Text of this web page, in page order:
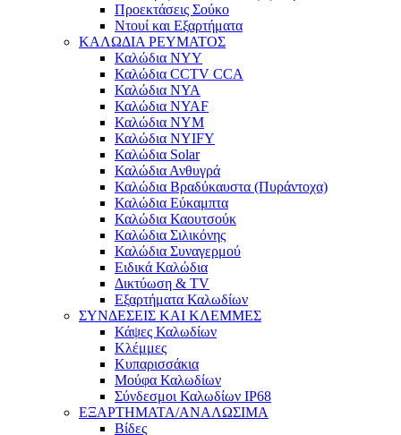
Προεκτάσεις Σούκο
Ντουί και Εξαρτήματα
ΚΑΛΩΔΙΑ ΡΕΥΜΑΤΟΣ
Καλώδια NYY
Καλώδια CCTV CCA
Καλώδια NYA
Καλώδια NYAF
Καλώδια NYM
Καλώδια NYIFY
Καλώδια Solar
Καλώδια Ανθυγρά
Καλώδια Βραδύκαυστα (Πυράντοχα)
Καλώδια Εύκαμπτα
Καλώδια Καουτσούκ
Καλώδια Σιλικόνης
Καλώδια Συναγερμού
Ειδικά Καλώδια
Δικτύωση & TV
Εξαρτήματα Καλωδίων
ΣΥΝΔΕΣΕΙΣ ΚΑΙ ΚΛΕΜΜΕΣ
Κάψες Καλωδίων
Κλέμμες
Κυπαρισσάκια
Μούφα Καλωδίων
Σύνδεσμοι Καλωδίων IP68
ΕΞΑΡΤΗΜΑΤΑ/ΑΝΑΛΩΣΙΜΑ
Βίδες